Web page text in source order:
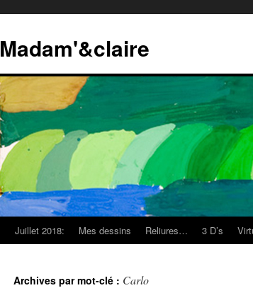
Madam'&claire
Juillet 2018: Mes dessins Reliures… 3 D’s
Archives par mot-clé : Carlo